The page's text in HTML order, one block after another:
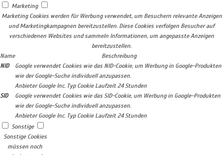
Marketing
Marketing Cookies werden für Werbung verwendet, um Besuchern relevante Anzeigen
und Marketingkampagnen bereitzustellen. Diese Cookies verfolgen Besucher auf
verschiedenen Websites und sammeln Informationen, um angepasste Anzeigen
bereitzustellen.
Name
Beschreibung
NID
Google verwendet Cookies wie das NID-Cookie, um Werbung in Google-Produkten
wie der Google-Suche individuell anzupassen.
Anbieter Google Inc. Typ Cookie Laufzeit 24 Stunden
SID
Google verwendet Cookies wie das SID-Cookie, um Werbung in Google-Produkten
wie der Google-Suche individuell anzupassen.
Anbieter Google Inc. Typ Cookie Laufzeit 24 Stunden
Sonstige
Sonstige Cookies
müssen noch